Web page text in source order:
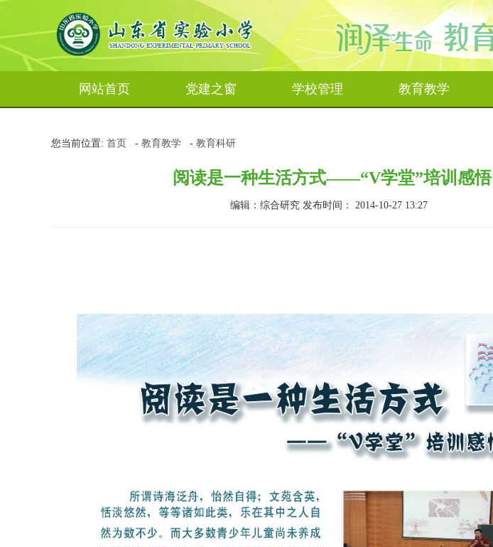
网站首页 党建之窗 学校管理 教育教学
您当前位置: 首页 - 教育教学 - 教育科研
阅读是一种生活方式——“V学堂”培训感悟
编辑：综合研究 发布时间： 2014-10-27 13:27